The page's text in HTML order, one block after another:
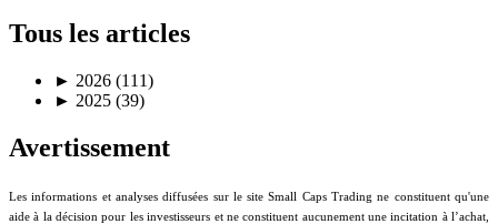
Tous les articles
► 2026 (111)
► 2025 (39)
Avertissement
Les informations et analyses diffusées sur le site Small Caps Trading ne constituent qu'une
aide à la décision pour les investisseurs et ne constituent aucunement une incitation à l’achat,